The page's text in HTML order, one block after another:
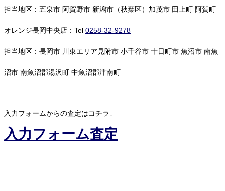
担当地区：五泉市 阿賀野市 新潟市（秋葉区）加茂市 田上町 阿賀町
オレンジ長岡中央店：Tel 0258-32-9278
担当地区：長岡市 川東エリア見附市 小千谷市 十日町市 魚沼市 南魚
沼市 南魚沼郡湯沢町 中魚沼郡津南町
入力フォームからの査定はコチラ↓
入力フォーム査定